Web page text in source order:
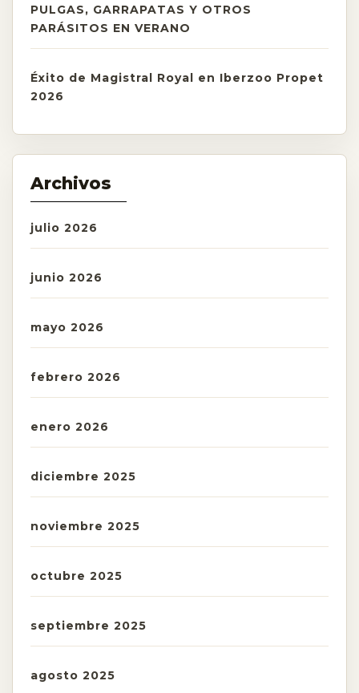
PULGAS, GARRAPATAS Y OTROS
PARÁSITOS EN VERANO
Éxito de Magistral Royal en Iberzoo Propet
2026
Archivos
julio 2026
junio 2026
mayo 2026
febrero 2026
enero 2026
diciembre 2025
noviembre 2025
octubre 2025
septiembre 2025
agosto 2025